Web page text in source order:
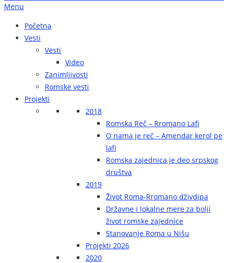
Menu
Početna
Vesti
Vesti
Video
Zanimljivosti
Romske vesti
Projekti
2018
Romska Reč – Rromano Lafi
O nama je reč – Amendar kerol pe
lafi
Romska zajednica je deo srpskog
društva
2019
Život Roma-Rromano dživdipa
Državne i lokalne mere za bolji
život romske zajednice
Stanovanje Roma u Nišu
Projekti 2026
2020